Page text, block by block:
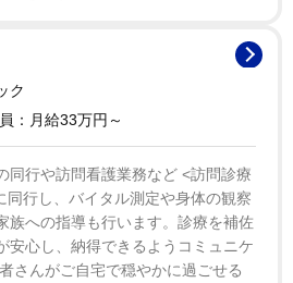
動していくことを伝えた。
一転して、暗い照明の下で撮影
した。公表した理由について
告していたんですけど、
いなかったので、卒業のついで
と思いました」と明かした。
ク
：月給33万円～
同行や訪問看護業務など <訪問診療
同行し、バイタル測定や身体の観察
族への指導も行います。診療を補佐
安心し、納得できるようコミュニケ
さんがご自宅で穏やかに過ごせる